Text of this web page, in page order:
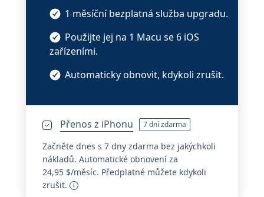
1 měsíční bezplatná služba upgradu.
Použijte jej na 1 Macu se 6 iOS
zařízeními.
Automaticky obnovit, kdykoli zrušit.
Přenos z iPhonu 7 dní zdarma
Začněte dnes s 7 dny zdarma bez jakýchkoli
nákladů. Automatické obnovení za
24,95 $/měsíc. Předplatné můžete kdykoli
zrušit.